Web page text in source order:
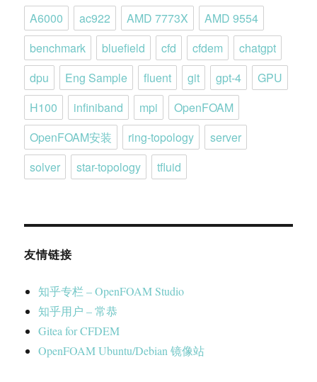
A6000 ac922 AMD 7773X
AMD 9554
benchmark
bluefield cfd cfdem
chatgpt
dpu
Eng Sample fluent git gpt-4
GPU
H100
infiniband mpi
OpenFOAM
OpenFOAM安装
ring-topology
server
solver
star-topology tfluid
友情链接
知乎专栏 – OpenFOAM Studio
知乎用户 – 常恭
Gitea for CFDEM
OpenFOAM Ubuntu/Debian 镜像站